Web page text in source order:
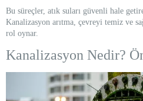
Bu süreçler, atık suları güvenli hale
Kanalizasyon arıtma, çevreyi temiz ve
rol oynar.
Kanalizasyon Nedir?